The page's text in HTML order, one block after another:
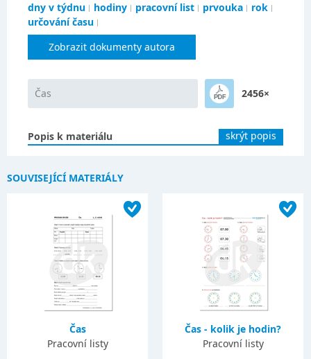
dny v týdnu
hodiny pracovní list prvouka
rok
určování času
Zobrazit dokumenty autora
Čas 2456×
Popis k materiálu skrýt popis
SOUVISEJÍCÍ MATERIÁLY
Čas
Pracovní listy
Čas - kolik je hodin?
Pracovní listy